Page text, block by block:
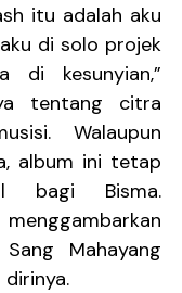
itu adalah aku
di solo projek
di kesunyian,”
tentang citra
Walaupun
album ini tetap
bagi Bisma.
Mahayang